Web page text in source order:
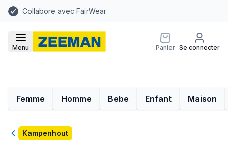
Collabore avec FairWear
Menu Panier Se connecter
Femme Homme Bebe Enfant Maison
RetourKampenhout